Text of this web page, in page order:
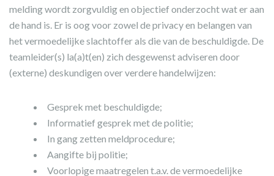
melding wordt zorgvuldig en objectief onderzocht wat er aan
de hand is. Er is oog voor zowel de privacy en belangen van
het vermoedelijke slachtoffer als die van de beschuldigde. De
teamleider(s) la(a)t(en) zich desgewenst adviseren door
(externe) deskundigen over verdere handelwijzen:
Gesprek met beschuldigde;
Informatief gesprek met de politie;
In gang zetten meldprocedure;
Aangifte bij politie;
Voorlopige maatregelen t.a.v. de vermoedelijke